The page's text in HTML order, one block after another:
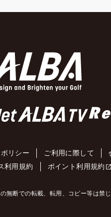
リシー ご利用に際して
利用規約 ポイント利用規約
無断での転載、転用、コピー等は禁